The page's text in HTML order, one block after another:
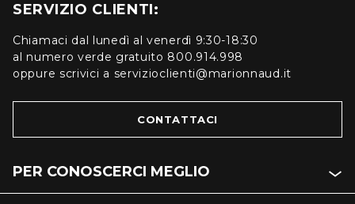
SERVIZIO CLIENTI:
Chiamaci dal lunedì al venerdì 9:30-18:30
al numero verde gratuito 800.914.998
oppure scrivici a servizioclienti@marionnaud.it
CONTATTACI
PER CONOSCERCI MEGLIO